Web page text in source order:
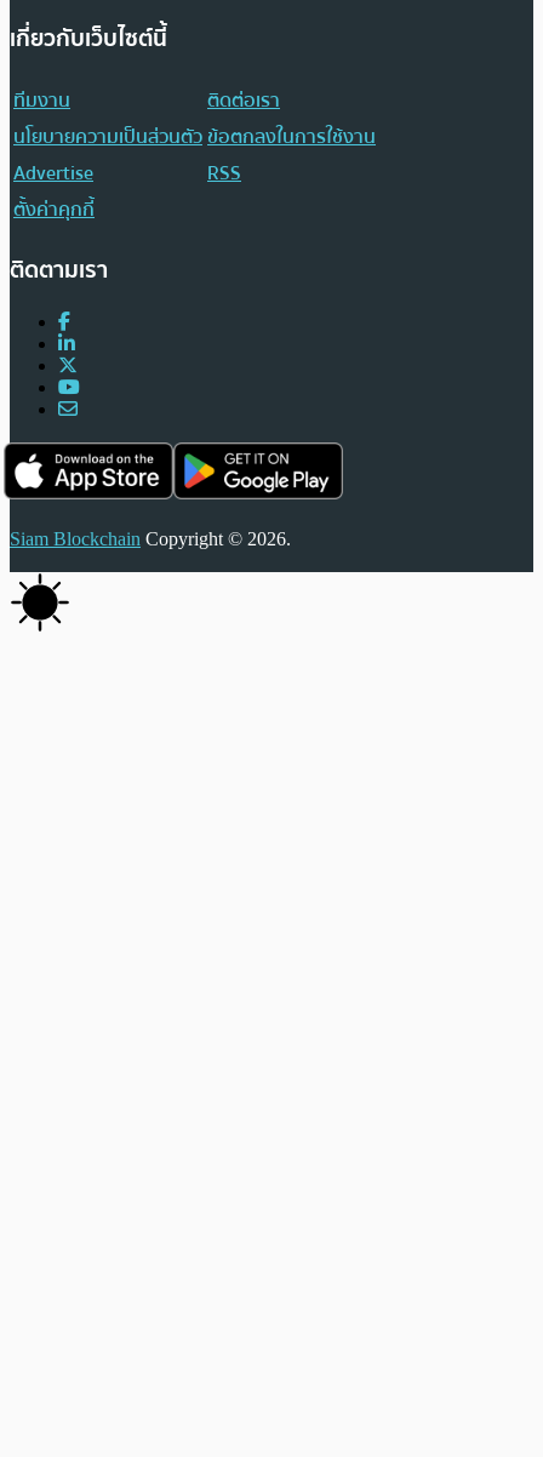
เกี่ยวกับเว็บไซต์นี้
ทีมงาน
ติดต่อเรา
นโยบายความเป็นส่วนตัวข้อตกลงในการใช้งาน
Advertise
RSS
ตั้งค่าคุกกี้
ติดตามเรา
Siam Blockchain Copyright © 2026.